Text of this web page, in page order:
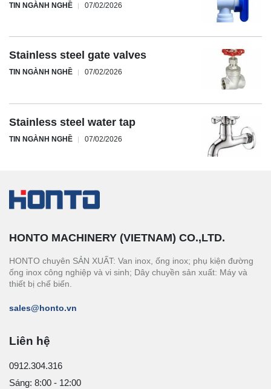
TIN NGÀNH NGHỀ 07/02/2026
Stainless steel gate valves
TIN NGÀNH NGHỀ 07/02/2026
Stainless steel water tap
TIN NGÀNH NGHỀ 07/02/2026
HONTO MACHINERY (VIETNAM) CO.,LTD.
HONTO chuyên SẢN XUẤT: Van inox, ống inox; phụ kiện đường
ống inox công nghiệp và vi sinh; Dây chuyền sản xuất: Máy và
thiết bị chế biến.
sales@honto.vn
Liên hệ
0912.304.316
Sáng: 8:00 - 12:00